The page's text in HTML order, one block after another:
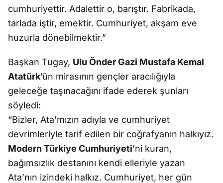
cumhuriyettir. Adalettir o, barıştır. Fabrikada,
tarlada iştir, emektir. Cumhuriyet, akşam eve
huzurla dönebilmektir.”
Başkan Tugay, Ulu Önder Gazi Mustafa Kemal
Atatürk’ün mirasının gençler aracılığıyla
geleceğe taşınacağını ifade ederek şunları
söyledi:
“Bizler, Ata’mızın adıyla ve cumhuriyet
devrimleriyle tarif edilen bir coğrafyanın halkıyız.
Modern Türkiye Cumhuriyeti’ni kuran,
bağımsızlık destanını kendi elleriyle yazan
Ata’nın izindeki halkız. Cumhuriyet, her gün